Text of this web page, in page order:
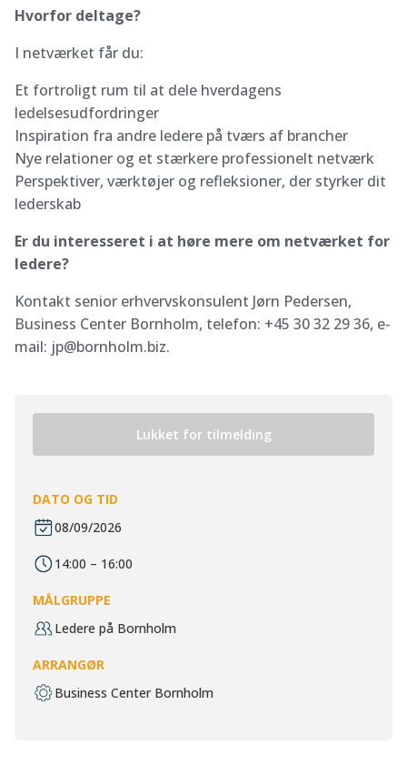
Hvorfor deltage?
I netværket får du:
Et fortroligt rum til at dele hverdagens
ledelsesudfordringer
Inspiration fra andre ledere på tværs af brancher
Nye relationer og et stærkere professionelt netværk
Perspektiver, værktøjer og refleksioner, der styrker dit
lederskab
Er du interesseret i at høre mere om netværket for
ledere?
Kontakt senior erhvervskonsulent Jørn Pedersen,
Business Center Bornholm, telefon: +45 30 32 29 36, e-
mail: jp@bornholm.biz.
Lukket for tilmelding
DATO OG TID
08/09/2026
14:00 – 16:00
MÅLGRUPPE
Ledere på Bornholm
ARRANGØR
Business Center Bornholm